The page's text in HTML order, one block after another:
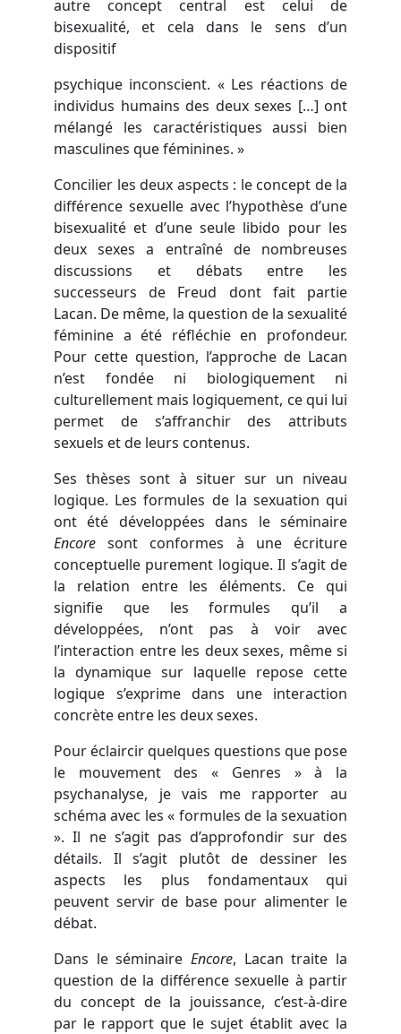
autre concept central est celui de
bisexualité, et cela dans le sens d’un
dispositif
psychique inconscient. « Les réactions de
individus humains des deux sexes […] ont
mélangé les caractéristiques aussi bien
masculines que féminines. »
Concilier les deux aspects : le concept de la
différence sexuelle avec l’hypothèse d’une
bisexualité et d’une seule libido pour les
deux sexes a entraîné de nombreuses
discussions et débats entre les
successeurs de Freud dont fait partie
Lacan. De même, la question de la sexualité
féminine a été réfléchie en profondeur.
Pour cette question, l’approche de Lacan
n’est fondée ni biologiquement ni
culturellement mais logiquement, ce qui lui
permet de s’affranchir des attributs
sexuels et de leurs contenus.
Ses thèses sont à situer sur un niveau
logique. Les formules de la sexuation qui
ont été développées dans le séminaire
Encoresont conformes à une écriture
conceptuelle purement logique. Il s’agit de
la relation entre les éléments. Ce qui
signifie que les formules qu’il a
développées, n’ont pas à voir avec
l’interaction entre les deux sexes, même si
la dynamique sur laquelle repose cette
logique s’exprime dans une interaction
concrète entre les deux sexes.
Pour éclaircir quelques questions que pose
le mouvement des « Genres » à la
psychanalyse, je vais me rapporter au
schéma avec les « formules de la sexuation
». Il ne s’agit pas d’approfondir sur des
détails. Il s’agit plutôt de dessiner les
aspects les plus fondamentaux qui
peuvent servir de base pour alimenter le
débat.
Dans le séminaire Encore, Lacan traite la
question de la différence sexuelle à partir
du concept de la jouissance, c’est-à-dire
par le rapport que le sujet établit avec la